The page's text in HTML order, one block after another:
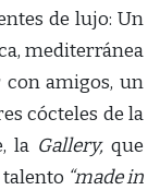
de lujo: Un
mediterránea
con amigos, un
cócteles de la
la Gallery, que
“made in